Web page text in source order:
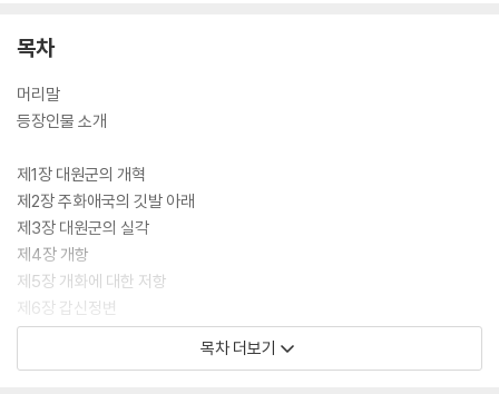
목차
머리말
등장인물 소개
제1장 대원군의 개혁
제2장 주화애국의 깃발 아래
제3장 대원군의 실각
제4장 개항
제5장 개화에 대한 저항
제6장 갑신정변
목차 더보기